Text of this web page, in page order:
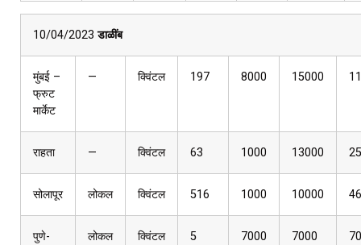
10/04/2023डाळींब
मुंबई –
फ्रुट
मार्केट
— क्विंटल 197 8000 15000
राहता — क्विंटल 63 1000 13000
सोलापूर लोकल क्विंटल 516 1000 10000
पुणे-
लोकल क्विंटल 5 7000 7000